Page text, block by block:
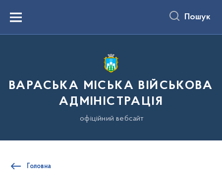
вмістуMenu Пошук
ВАРАСЬКА МІСЬКА ВІЙСЬКОВА
АДМІНІСТРАЦІЯ
офіційний вебсайт
Головна